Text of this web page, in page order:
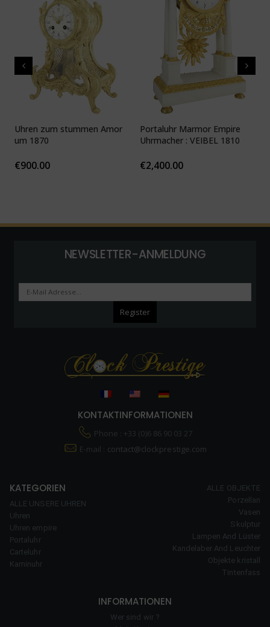
Uhren zum stummen Amor
um 1870
€900.00
Portaluhr Marmor Empire
Uhrmacher : VEIBEL 1810
€2,400.00
NEWSLETTER-ANMELDUNG
KONTAKTINFORMATIONEN
Phone : +33 (0)6 86 90 03 27
E-mail : contact@clockprestige.com
KATEGORIEN
ALLE UNSERE UHREN
Uhren
Uhren empire
Portaluhr
Carteluhr
Kaminuhr
ALLE OBJEKTE
Porzellan
Vasen
Skulptur
Lampen And Lüster
Kandelaber And Leuchter
Objekte kristall
Tintenfass
INFORMATIONEN
Wer sind wir ?